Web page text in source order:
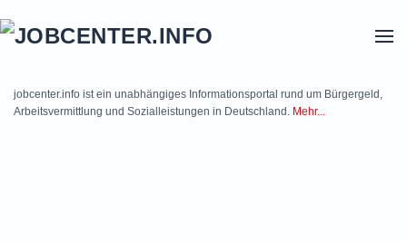
jobcenter.info ist ein unabhängiges Informationsportal rund um Bürgergeld,
Arbeitsvermittlung und Sozialleistungen in Deutschland. Mehr...